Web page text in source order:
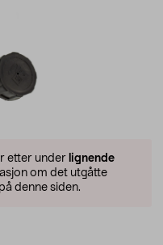
etter under lignende
om det utgåtte
denne siden.